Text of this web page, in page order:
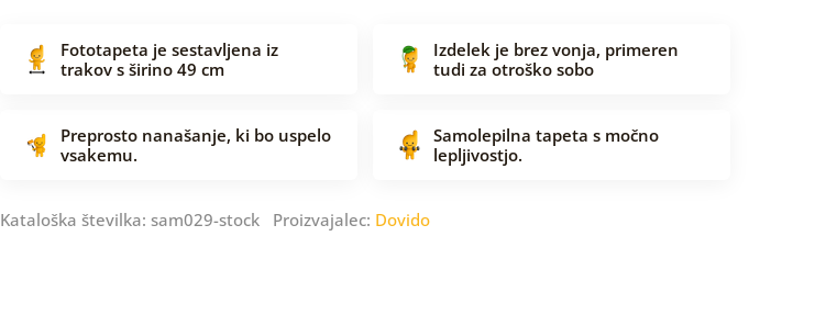
Fototapeta je sestavljena iz
trakov s širino 49 cm
Izdelek je brez vonja, primeren
tudi za otroško sobo
Preprosto nanašanje, ki bo uspelo
vsakemu.
Samolepilna tapeta s močno
lepljivostjo.
Kataloška številka: sam029-stock Proizvajalec: Dovido